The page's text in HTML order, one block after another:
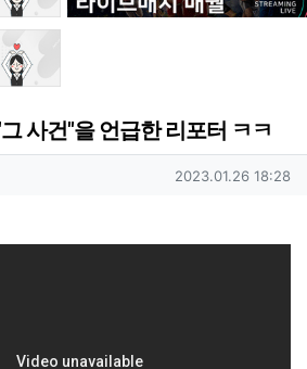
사건"을 언급한 리포터 ㅋㅋ
작성일
2023.01.26 18:28